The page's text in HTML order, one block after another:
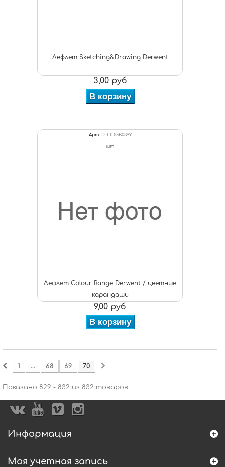
Лефлет Sketching&Drawing Derwent
3,00 руб
В корзину
Арт: D-LIDGB0399
шт
Лефлет Colour Range Derwent / цветные
карандаши
9,00 руб
В корзину
1 ... 68 69 70
Показано 829 - 832 из 832 товаров
Информация
Моя учетная запись